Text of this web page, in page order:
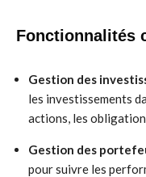
Fonctionnalités
Gestion des
les investissements
actions, les
Gestion des
pour suivre les